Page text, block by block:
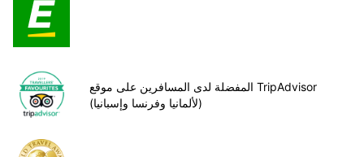
المفضلة لدى المسافرين على موقع TripAdvisor
(لألمانيا وفرنسا وإسبانيا)